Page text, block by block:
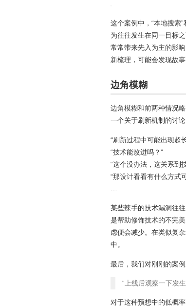
这个案例中，“本地搜索
为往往发生在同一目标
常常带来先入为主的影
新梳理，可能会发现故
边角模糊
边角模糊和前两种情况
一个关于刷新机制的讨
“刷新过程中可能出现超
“技术能改进吗？”
“这个没办法，这关系到
“那设计看看有什么方式
某些辣手的技术漏洞往
是帮助修饰技术的不完
虑便会减少。在类似复
中。
最后，我们对刚刚的案
“上线后观察一下发
对于这种预想中的低概